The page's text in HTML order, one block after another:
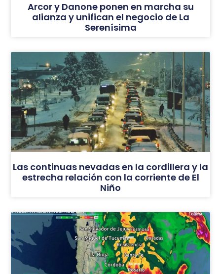
Arcor y Danone ponen en marcha su
alianza y unifican el negocio de La
Serenísima
Las continuas nevadas en la cordillera y la
estrecha relación con la corriente de El
Niño